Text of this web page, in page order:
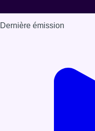
Dernière émission